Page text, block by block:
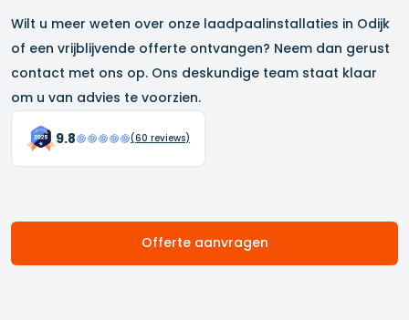
Wilt u meer weten over onze laadpaalinstallaties in Odijk
of een vrijblijvende offerte ontvangen? Neem dan gerust
contact met ons op. Ons deskundige team staat klaar
om u van advies te voorzien.
9.8 (60 reviews)
Offerte aanvragen